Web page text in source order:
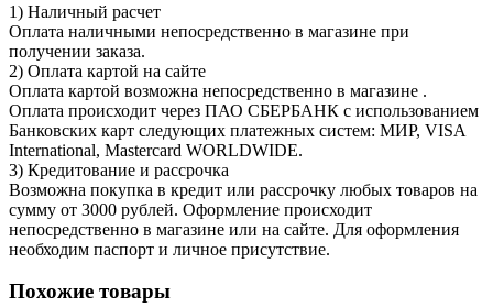
1) Наличный расчет
Оплата наличными непосредственно в магазине при
получении заказа.
2) Оплата картой на сайте
Оплата картой возможна непосредственно в магазине .
Оплата происходит через ПАО СБЕРБАНК с использованием
Банковских карт следующих платежных систем: МИР, VISA
International, Mastercard WORLDWIDE.
3) Кредитование и рассрочка
Возможна покупка в кредит или рассрочку любых товаров на
сумму от 3000 рублей. Оформление происходит
непосредственно в магазине или на сайте. Для оформления
необходим паспорт и личное присутствие.
Похожие товары